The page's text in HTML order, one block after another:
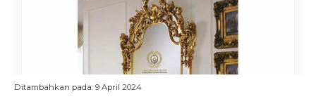
Ditambahkan pada: 9 April 2024